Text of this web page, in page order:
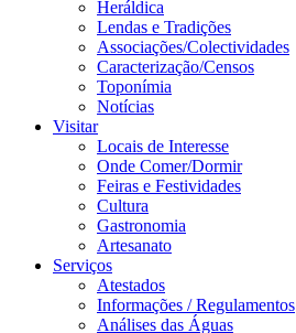
Heráldica
Lendas e Tradições
Associações/Colectividades
Caracterização/Censos
Toponímia
Notícias
Visitar
Locais de Interesse
Onde Comer/Dormir
Feiras e Festividades
Cultura
Gastronomia
Artesanato
Serviços
Atestados
Informações / Regulamentos
Análises das Águas